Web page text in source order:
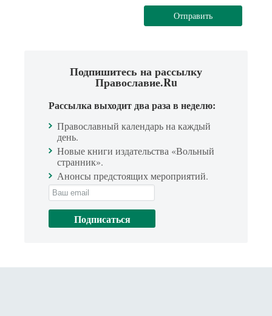
Отправить
Подпишитесь на рассылку
Православие.Ru
Рассылка выходит два раза в неделю:
Православный календарь на каждый
день.
Новые книги издательства «Вольный
странник».
Анонсы предстоящих мероприятий.